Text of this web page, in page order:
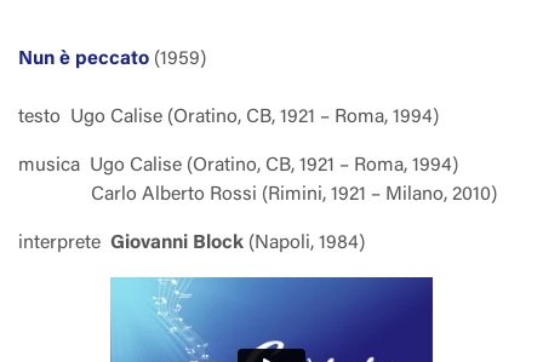
Nun è peccato (1959)
testo Ugo Calise (Oratino, CB, 1921 – Roma, 1994)
musica Ugo Calise (Oratino, CB, 1921 – Roma, 1994)
Carlo Alberto Rossi (Rimini, 1921 – Milano, 2010)
interprete Giovanni Block (Napoli, 1984)